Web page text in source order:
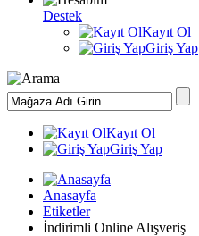
Destek
Kayıt Ol
Giriş Yap
Kayıt Ol
Giriş Yap
Anasayfa
Etiketler
İndirimli Online Alışveriş